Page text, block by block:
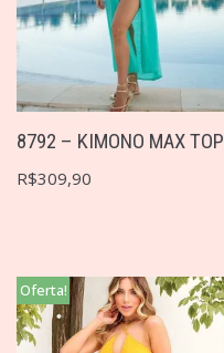
8792 – KIMONO MAX TOP
R$309,90
Oferta!